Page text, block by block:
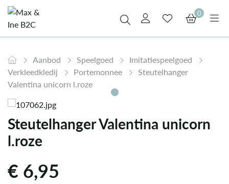
0
Aanbod Speelgoed
Imitatiespeelgoed
Verkleedkledij
Portemonnee
Steutelhanger
Valentina unicorn l.roze
Steutelhanger Valentina unicorn
l.roze
€6,95